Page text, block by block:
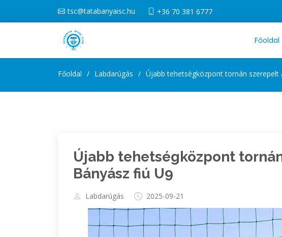
tsc@tatabanyaisc.hu +36 70 381 6777
Főoldal
Főoldal Labdarúgás Újabb tehetségközpont tornán szerepelt
Újabb tehetségközpont
Bányász fiú U9
Labdarúgás 2025-09-21